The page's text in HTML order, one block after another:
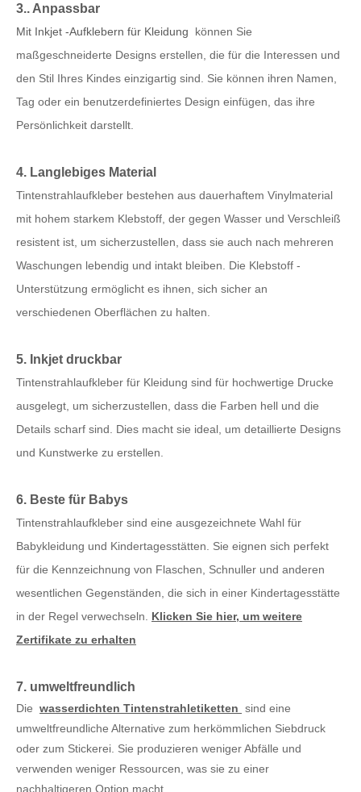
3.. Anpassbar
Mit Inkjet -Aufklebern für Kleidung
können Sie
maßgeschneiderte Designs erstellen, die für die Interessen und
den Stil Ihres Kindes einzigartig sind. Sie können ihren Namen,
Tag oder ein benutzerdefiniertes Design einfügen, das ihre
Persönlichkeit darstellt.
4. Langlebiges Material
Tintenstrahlaufkleber bestehen aus dauerhaftem Vinylmaterial
mit hohem starkem Klebstoff, der gegen Wasser und Verschleiß
resistent ist, um sicherzustellen, dass sie auch nach mehreren
Waschungen lebendig und intakt bleiben. Die Klebstoff -
Unterstützung ermöglicht es ihnen, sich sicher an
verschiedenen Oberflächen zu halten.
5. Inkjet druckbar
Tintenstrahlaufkleber für Kleidung sind für hochwertige Drucke
ausgelegt, um sicherzustellen, dass die Farben hell und die
Details scharf sind. Dies macht sie ideal, um detaillierte Designs
und Kunstwerke zu erstellen.
6. Beste für Babys
Tintenstrahlaufkleber sind eine ausgezeichnete Wahl für
Babykleidung und Kindertagesstätten. Sie eignen sich perfekt
für die Kennzeichnung von Flaschen, Schnuller und anderen
wesentlichen Gegenständen, die sich in einer Kindertagesstätte
in der Regel verwechseln. Klicken Sie hier, um weitere
Zertifikate zu erhalten
7. umweltfreundlich
Die wasserdichten Tintenstrahletiketten sind eine
umweltfreundliche Alternative zum herkömmlichen Siebdruck
oder zum Stickerei. Sie produzieren weniger Abfälle und
verwenden weniger Ressourcen, was sie zu einer
nachhaltigeren Option macht.